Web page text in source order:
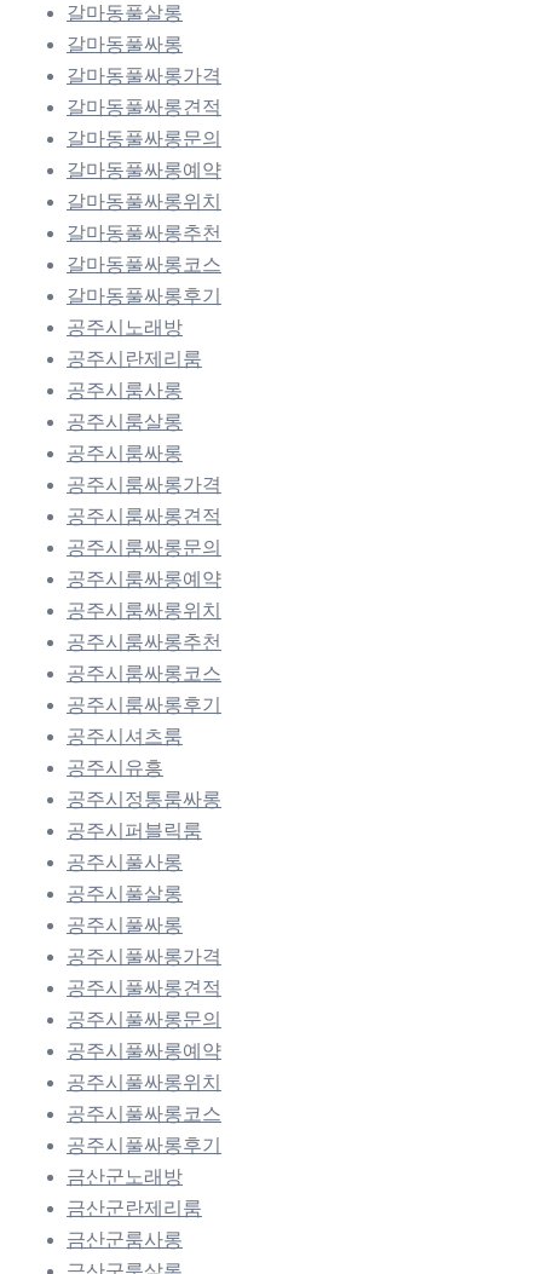
갈마동풀살롱
갈마동풀싸롱
갈마동풀싸롱가격
갈마동풀싸롱견적
갈마동풀싸롱문의
갈마동풀싸롱예약
갈마동풀싸롱위치
갈마동풀싸롱추천
갈마동풀싸롱코스
갈마동풀싸롱후기
공주시노래방
공주시란제리룸
공주시룸사롱
공주시룸살롱
공주시룸싸롱
공주시룸싸롱가격
공주시룸싸롱견적
공주시룸싸롱문의
공주시룸싸롱예약
공주시룸싸롱위치
공주시룸싸롱추천
공주시룸싸롱코스
공주시룸싸롱후기
공주시셔츠룸
공주시유흥
공주시정통룸싸롱
공주시퍼블릭룸
공주시풀사롱
공주시풀살롱
공주시풀싸롱
공주시풀싸롱가격
공주시풀싸롱견적
공주시풀싸롱문의
공주시풀싸롱예약
공주시풀싸롱위치
공주시풀싸롱코스
공주시풀싸롱후기
금산군노래방
금산군란제리룸
금산군룸사롱